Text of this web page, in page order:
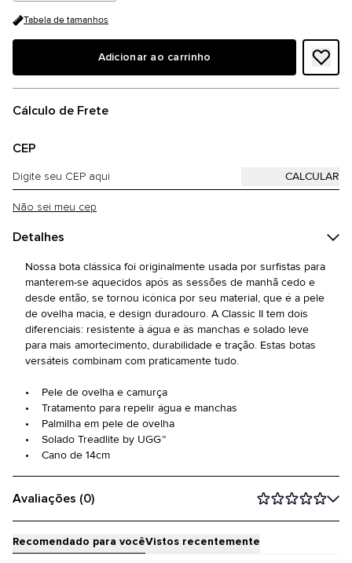
Tabela de tamanhos
Adicionar ao carrinho
Cálculo de Frete
CEP
Não sei meu cep
Detalhes
Nossa bota clássica foi originalmente usada por surfistas para
manterem-se aquecidos após as sessões de manhã cedo e
desde então, se tornou icônica por seu material, que é a pele
de ovelha macia, e design duradouro. A Classic II tem dois
diferenciais: resistente à água e às manchas e solado leve
para mais amortecimento, durabilidade e tração. Estas botas
versáteis combinam com praticamente tudo.
• Pele de ovelha e camurça
• Tratamento para repelir água e manchas
• Palmilha em pele de ovelha
• Solado Treadlite by UGG™
• Cano de 14cm
Avaliações (0)
Recomendado para vocêVistos recentemente